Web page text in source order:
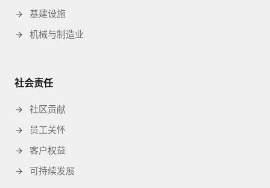
基建设施
机械与制造业
社会责任
社区贡献
员工关怀
客户权益
可持续发展